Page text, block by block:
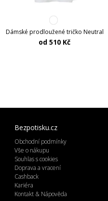
Dámské prodloužené tričko Neutral
od 510 Kč
Bezpotisku.cz
Obchodní podmínky
Vše o nákupu
Souhlas s cookies
Doprava a vracení
Cashback
Kariéra
Kontakt & Nápověda